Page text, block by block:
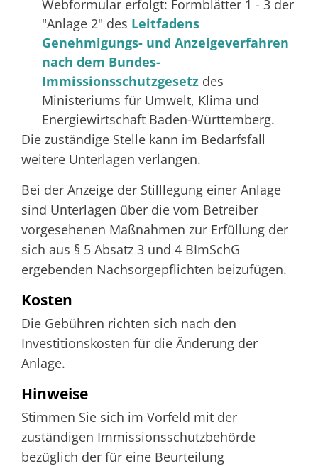
Webformular erfolgt: Formblätter 1 - 3 der
"Anlage 2" des Leitfadens
Genehmigungs- und Anzeigeverfahren
nach dem Bundes-
Immissionsschutzgesetz des
Ministeriums für Umwelt, Klima und
Energiewirtschaft Baden-Württemberg.
Die zuständige Stelle kann im Bedarfsfall
weitere Unterlagen verlangen.
Bei der Anzeige der Stilllegung einer Anlage
sind Unterlagen über die vom Betreiber
vorgesehenen Maßnahmen zur Erfüllung der
sich aus § 5 Absatz 3 und 4 BImSchG
ergebenden Nachsorgepflichten beizufügen.
Kosten
Die Gebühren richten sich nach den
Investitionskosten für die Änderung der
Anlage.
Hinweise
Stimmen Sie sich im Vorfeld mit der
zuständigen Immissionsschutzbehörde
bezüglich der für eine Beurteilung